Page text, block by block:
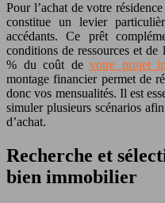
Pour l’achat de votre
constitue un levier
accédants. Ce prêt
conditions de ressources et
% du coût devotre projet
montage financier permet de
donc vos mensualités. Il est
simuler plusieurs scénarios
d’achat.
Recherche et
bien immobilier